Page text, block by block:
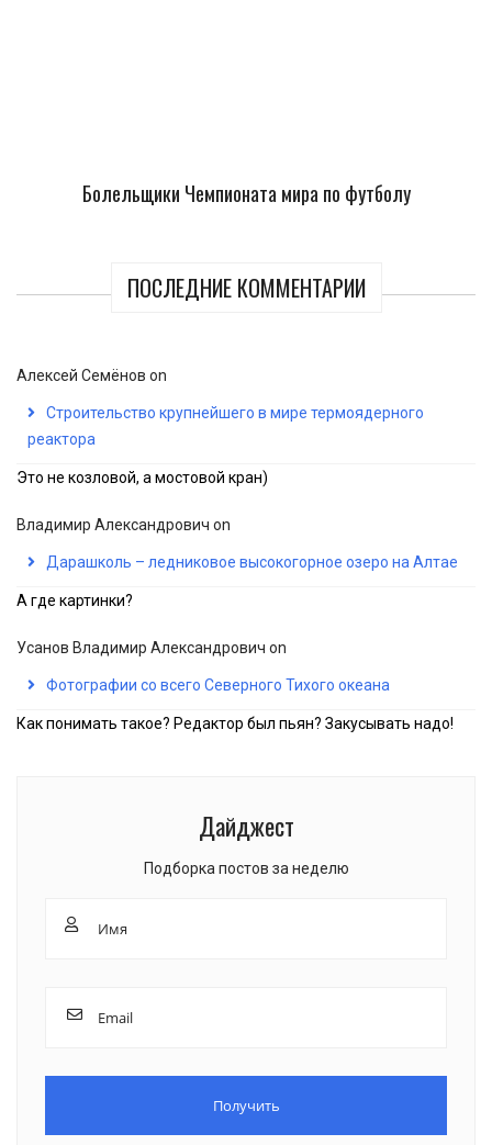
Болельщики Чемпионата мира по футболу
ПОСЛЕДНИЕ КОММЕНТАРИИ
Алексей Семёнов on
Строительство крупнейшего в мире термоядерного
реактора
Это не козловой, а мостовой кран)
Владимир Александрович on
Дарашколь – ледниковое высокогорное озеро на Алтае
А где картинки?
Усанов Владимир Александрович on
Фотографии со всего Северного Тихого океана
Как понимать такое? Редактор был пьян? Закусывать надо!
Дайджест
Подборка постов за неделю